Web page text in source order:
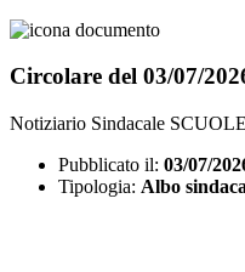
Circolare del 03/07/
Notiziario Sindacale
Pubblicato il: 03/07/
Tipologia: Albo